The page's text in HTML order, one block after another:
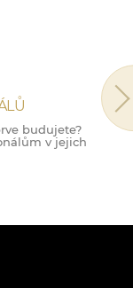
budujete?
v jejich